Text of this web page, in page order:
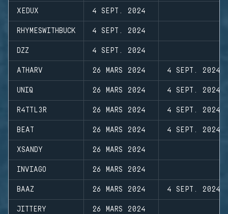
XEDUX 4 SEPT. 2024
RHYMESWITHBUCK 4 SEPT. 2024
DZZ 4 SEPT. 2024
ATHARV 26 MARS 2024 4 SEPT. 2024
UNIQ 26 MARS 2024 4 SEPT. 2024
R4TTL3R 26 MARS 2024 4 SEPT. 2024
BEAT 26 MARS 2024 4 SEPT. 2024
XSANDY 26 MARS 2024
INVIAGO 26 MARS 2024
BAAZ 26 MARS 2024 4 SEPT. 2024
JITTERY 26 MARS 2024